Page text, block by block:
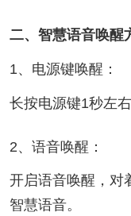
二、智慧语音唤醒
1、电源键唤醒：
长按电源键1秒左
2、语音唤醒：
开启语音唤醒，对
智慧语音。